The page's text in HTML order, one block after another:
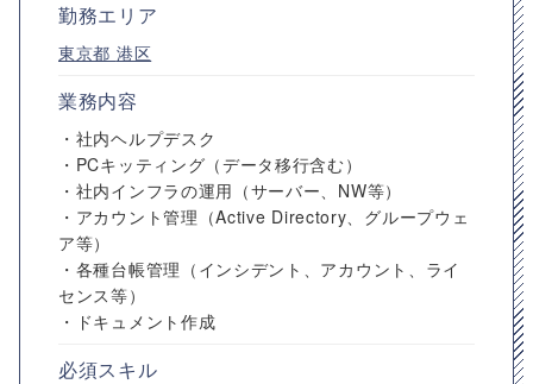
勤務エリア
東京都 港区
業務内容
・社内ヘルプデスク
・PCキッティング（データ移行含む）
・社内インフラの運用（サーバー、NW等）
・アカウント管理（Active Directory、グループウェ
ア等）
・各種台帳管理（インシデント、アカウント、ライ
センス等）
・ドキュメント作成
必須スキル